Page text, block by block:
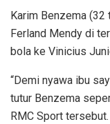
Karim Benzema (32
Ferland Mendy di
bola ke Vinicius
“Demi nyawa ibu
tutur Benzema
RMC Sport tersebut.